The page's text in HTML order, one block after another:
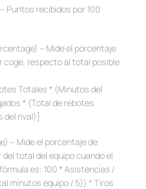
Puntos recibidos por 100
– Mide el porcentaje
coge, respecto al total posible
Totales * (Minutos del
* (Total de rebotes
del rival)]
– Mide el porcentaje de
total del equipo cuando el
rmula es: 100 * Asistencias /
minutos equipo / 5)) * Tiros